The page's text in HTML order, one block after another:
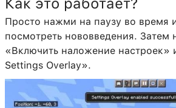
Просто нажми на паузу во время
посмотреть нововведения. Затем
«Включить наложение настроек»
Settings Overlay».